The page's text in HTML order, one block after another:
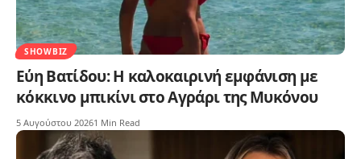
SHOWBIZ
Εύη Βατίδου: Η καλοκαιρινή εμφάνιση με
κόκκινο μπικίνι στο Αγράρι της Μυκόνου
5 Αυγούστου 20261 Min Read